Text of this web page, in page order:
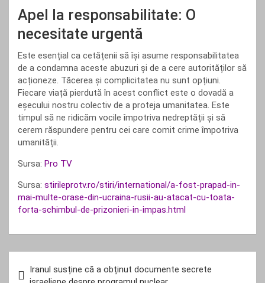
Apel la responsabilitate: O
necesitate urgentă
Este esențial ca cetățenii să își asume responsabilitatea
de a condamna aceste abuzuri și de a cere autorităților să
acționeze. Tăcerea și complicitatea nu sunt opțiuni.
Fiecare viață pierdută în acest conflict este o dovadă a
eșecului nostru colectiv de a proteja umanitatea. Este
timpul să ne ridicăm vocile împotriva nedreptății și să
cerem răspundere pentru cei care comit crime împotriva
umanității.
Sursa: Pro TV
Sursa: stirileprotv.ro/stiri/international/a-fost-prapad-in-
mai-multe-orase-din-ucraina-rusii-au-atacat-cu-toata-
forta-schimbul-de-prizonieri-in-impas.html
în
Iranul susține că a obținut documente secrete